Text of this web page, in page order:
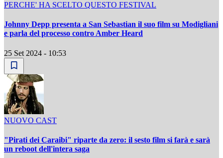
PERCHE' HA SCELTO QUESTO FESTIVAL
Johnny Depp presenta a San Sebastian il suo film su Modigliani
e parla del processo contro Amber Heard
25 Set 2024 - 10:53
NUOVO CAST
"Pirati dei Caraibi" riparte da zero: il sesto film si farà e sarà
un reboot dell'intera saga